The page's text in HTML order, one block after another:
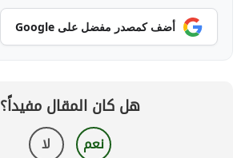
أضف كمصدر مفضل على Google
هل كان المقال مفيداً؟
نعم لا